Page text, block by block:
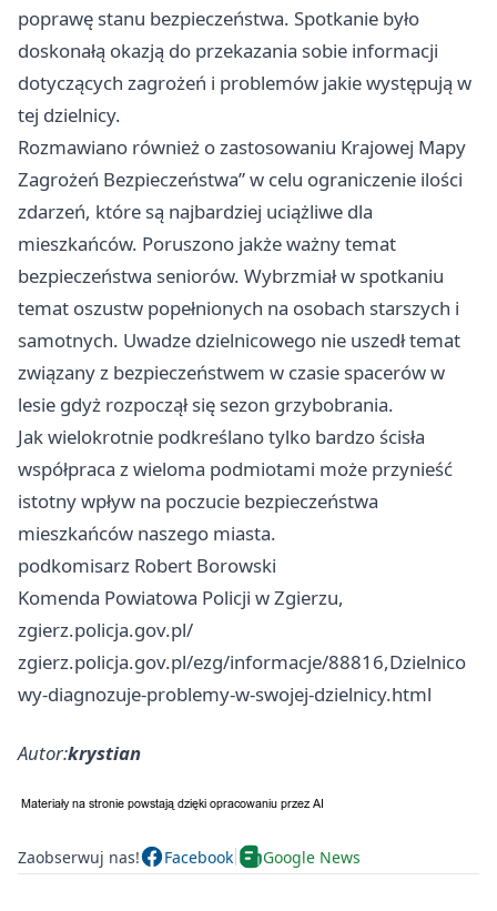
poprawę stanu bezpieczeństwa. Spotkanie było
doskonałą okazją do przekazania sobie informacji
dotyczących zagrożeń i problemów jakie występują w
tej dzielnicy.
Rozmawiano również o zastosowaniu Krajowej Mapy
Zagrożeń Bezpieczeństwa” w celu ograniczenie ilości
zdarzeń, które są najbardziej uciążliwe dla
mieszkańców. Poruszono jakże ważny temat
bezpieczeństwa seniorów. Wybrzmiał w spotkaniu
temat oszustw popełnionych na osobach starszych i
samotnych. Uwadze dzielnicowego nie uszedł temat
związany z bezpieczeństwem w czasie spacerów w
lesie gdyż rozpoczął się sezon grzybobrania.
Jak wielokrotnie podkreślano tylko bardzo ścisła
współpraca z wieloma podmiotami może przynieść
istotny wpływ na poczucie bezpieczeństwa
mieszkańców naszego miasta.
podkomisarz Robert Borowski
Komenda Powiatowa Policji w Zgierzu,
zgierz.policja.gov.pl/
zgierz.policja.gov.pl/ezg/informacje/88816,Dzielnico
wy-diagnozuje-problemy-w-swojej-dzielnicy.html
Autor:krystian
Zaobserwuj nas! Facebook Google News